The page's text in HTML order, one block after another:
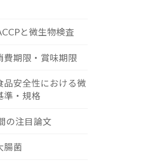
と微生物検査
費期限・賞味期限
品安全性における微
準・規格
の注目論文
腸菌